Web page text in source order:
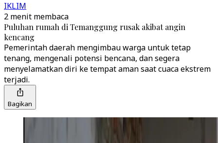
IKLIM
2 menit membaca
Puluhan rumah di Temanggung rusak akibat angin
kencang
Pemerintah daerah mengimbau warga untuk tetap
tenang, mengenali potensi bencana, dan segera
menyelamatkan diri ke tempat aman saat cuaca ekstrem
terjadi.
Bagikan